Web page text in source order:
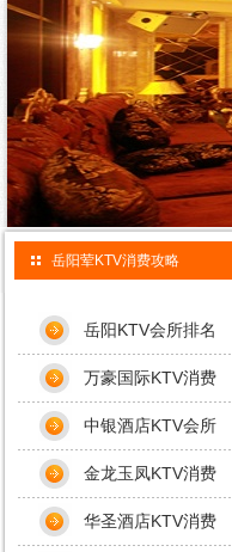
岳阳荤KTV消费攻略
岳阳KTV会所排名
万豪国际KTV消费
中银酒店KTV会所
金龙玉凤KTV消费
华圣酒店KTV消费